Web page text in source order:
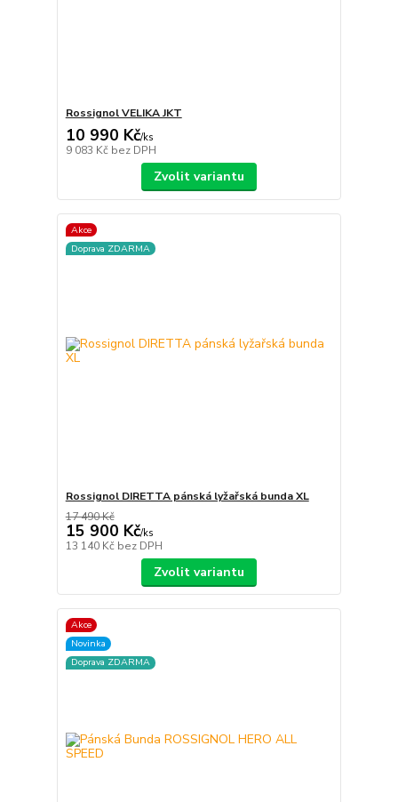
Rossignol VELIKA JKT
10 990 Kč/ks
9 083 Kč bez DPH
Zvolit variantu
Akce
Doprava ZDARMA
Rossignol DIRETTA pánská lyžařská bunda XL
17 490 Kč
15 900 Kč/ks
13 140 Kč bez DPH
Zvolit variantu
Akce
Novinka
Doprava ZDARMA